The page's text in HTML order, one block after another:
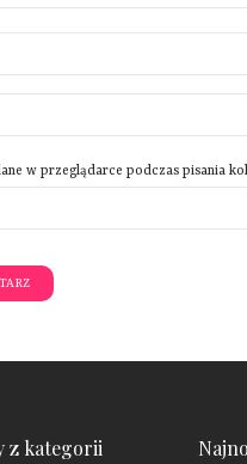
w przeglądarce podczas pisania
z kategorii